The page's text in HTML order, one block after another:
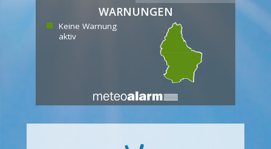
WARNUNGEN
Keine Warnung
aktiv